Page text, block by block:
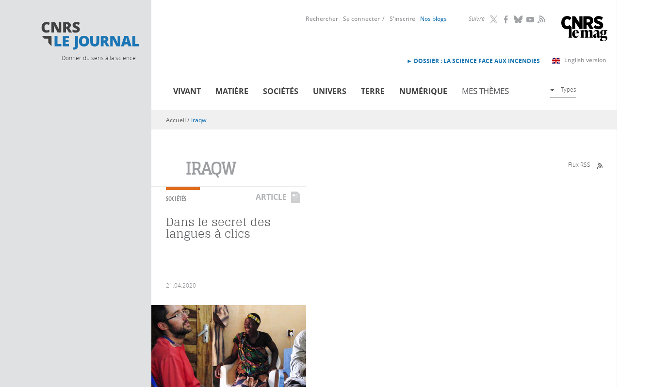
Donner du sens à la science
Suivre RSS
Rechercher Se connecter S'inscrire Nos blogs
English version
► DOSSIER : LA SCIENCE FACE AUX INCENDIES
VIVANT MATIÈRE SOCIÉTÉS UNIVERS TERRE NUMÉRIQUE MES THÈMES Types
Vous êtes ici
Accueil/ iraqw
IRAQW Flux RSS
SOCIÉTÉS ARTICLE
Dans le secret des
langues à clics
21.04.2020